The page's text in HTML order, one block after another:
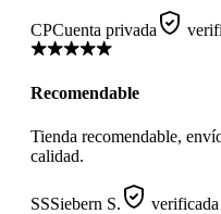
CPCuenta privada
Recomendable
Tienda recomendable,
calidad.
SSSiebern S. verificada